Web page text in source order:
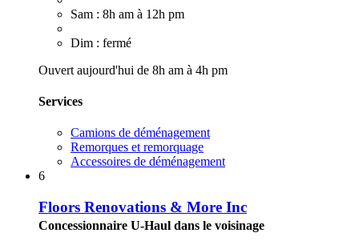
Sam : 8h am à 12h pm
Dim : fermé
Ouvert aujourd'hui de 8h am à 4h pm
Services
Camions de déménagement
Remorques et remorquage
Accessoires de déménagement
6
Floors Renovations & More Inc
Concessionnaire U-Haul dans le voisinage